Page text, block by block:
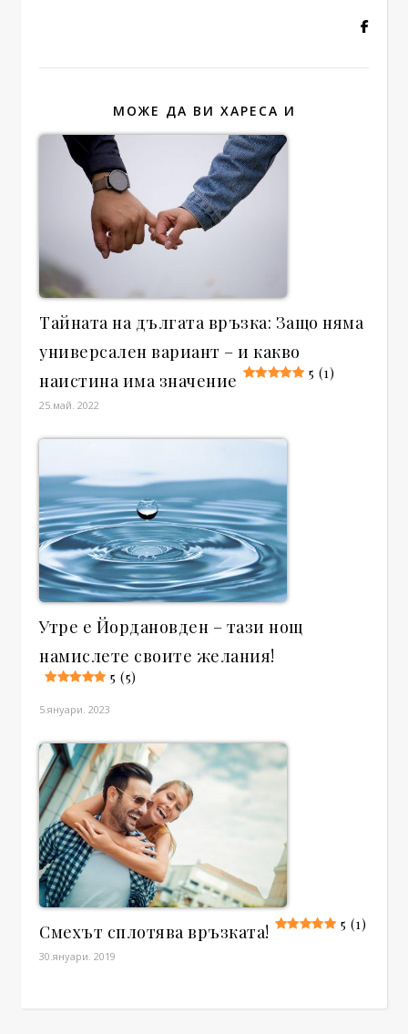
МОЖЕ ДА ВИ ХАРЕСА И
Тайната на дългата връзка: Защо няма
универсален вариант – и какво
наистина има значение
5 (1)
25.май. 2022
Утре е Йордановден – тази нощ
намислете своите желания!
5 (5)
5.януари. 2023
Смехът сплотява връзката! 5 (1)
30.януари. 2019